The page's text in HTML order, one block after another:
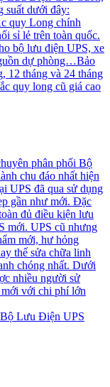
suất dưới đây:
quy Long chính
sỉ lẻ trên toàn quốc.
bộ lưu điện UPS, xe
dự phòng…Bảo
12 tháng và 24 tháng
quy long cũ giá cao
phân phối Bộ
chu đáo nhất hiện
UPS đã qua sử dụng
gần như mới. Đặc
đủ điều kiện lưu
mới. UPS cũ nhưng
mới, hư hỏng
thế sửa chữa linh
chóng nhất. Dưới
nhiều người sử
với chi phí lớn
Lưu Điện UPS